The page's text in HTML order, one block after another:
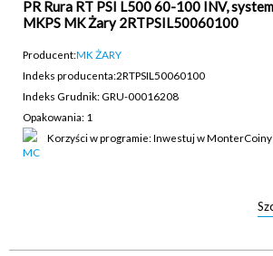
PR Rura RT PSI L500 60-100 INV,
MKPS MK Żary 2RTPSIL50060100
Producent:MK ŻARY
Indeks producenta:2RTPSIL50060100
Indeks Grudnik: GRU-00016208
Opakowania: 1
Korzyści w programie: Inwestuj w MonterCoiny